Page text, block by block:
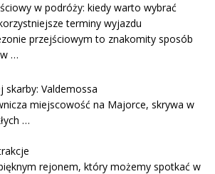
w podróży: kiedy warto wybrać
terminy wyjazdu
przejściowym to znakomity sposób
…
skarby: Valdemossa
miejscowość na Majorce, skrywa w
…
rejonem, który możemy spotkać w